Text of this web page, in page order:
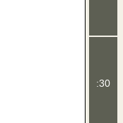
:30